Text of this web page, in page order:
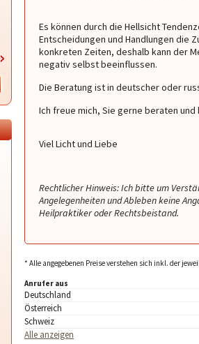
tatsächlich genauso eingetroffen ist.
🍀✨ Deine astrologischen
Deutungen waren unglaublich
treffend und deine empathische Art
einfach herzlich. 🤍🙏 Absolute
Empfehlung! 🌹💫
Es können durch die Hellsicht
Entscheidungen und Handlungen die
konkreten Zeiten, deshalb kann der
negativ selbst beeinflussen.
Die Beratung ist in deutscher oder
Ich freue mich, Sie gerne beraten
Viel Licht und Liebe
Rechtlicher Hinweis: Ich bitte um
Angelegenheiten und Ableben keine
Heilpraktiker oder Rechtsbeistand.
* Alle angegebenen Preise verstehen sich inkl. der
Anrufer aus
Deutschland
Österreich
Schweiz
Alle anzeigen